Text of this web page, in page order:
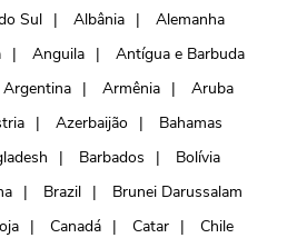
Sul Albânia
Alemanha
Anguila
Antígua e Barbuda
Argentina Armênia
Aruba
Azerbaijão
Bahamas
Barbados
Bolívia
Brazil
Brunei Darussalam
Canadá Catar
Chile